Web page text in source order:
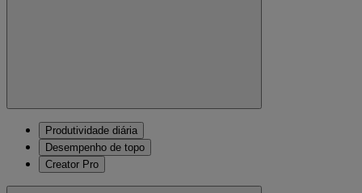
Produtividade diária
Desempenho de topo
Creator Pro